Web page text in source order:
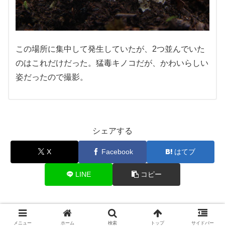
この場所に集中して発生していたが、2つ並んでいた
のはこれだけだった。猛毒キノコだが、かわいらしい
姿だったので撮影。
シェアする
X Facebook はてブ
LINE コピー
木野 光明
メニュー ホーム 検索 トップ サイドバー